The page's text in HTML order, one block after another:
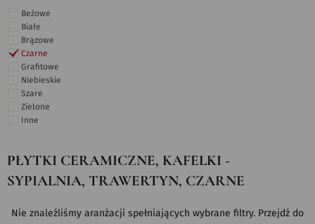
Beżowe
Białe
Brązowe
Czarne
Grafitowe
Niebieskie
Szare
Zielone
Inne
PŁYTKI CERAMICZNE, KAFELKI -
SYPIALNIA, TRAWERTYN, CZARNE
Nie znaleźliśmy aranżacji spełniających wybrane filtry. Przejdź do